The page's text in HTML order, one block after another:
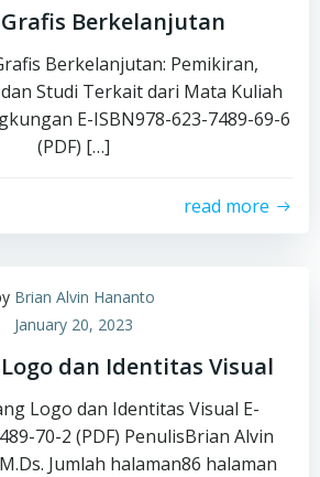
Berkelanjutan
Berkelanjutan: Pemikiran,
Studi Terkait dari Mata Kuliah
E-ISBN978-623-7489-69-6
(PDF) […]
read more
Brian Alvin Hananto
January 20, 2023
dan Identitas Visual
Logo dan Identitas Visual E-
70-2 (PDF) PenulisBrian Alvin
Jumlah halaman86 halaman